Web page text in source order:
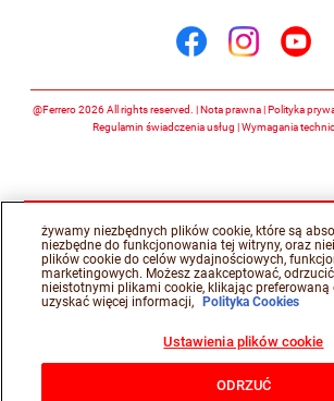
@Ferrero 2026 All rights reserved. Nota prawna Polityka
Regulamin świadczenia usług
Wymagania
żywamy niezbędnych plików cookie, które są
niezbędne do funkcjonowania tej witryny, oraz
plików cookie do celów wydajnościowych,
marketingowych. Możesz zaakceptować,
nieistotnymi plikami cookie, klikając preferowaną
uzyskać więcej informacji,
Polityka Cookies
Ustawienia plików cookie
ODRZUĆ